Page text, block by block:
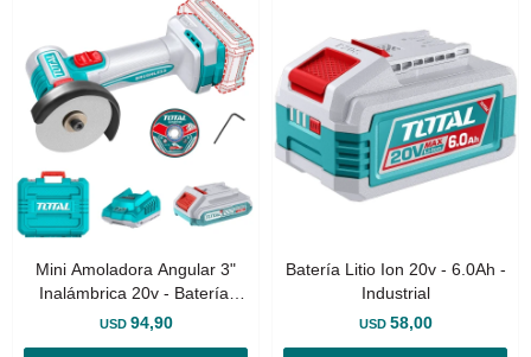
Mini Amoladora Angular 3"
Inalámbrica 20v - Batería,
Cargador Y Discos
USD 94,90
Batería Litio Ion 20v - 6.0Ah -
Industrial
USD 58,00